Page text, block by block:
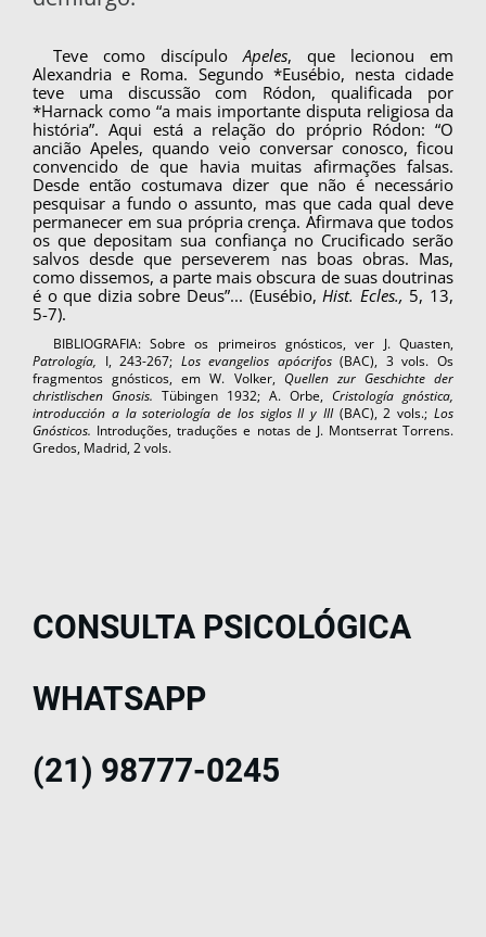
Teve como discípulo Apeles, que lecionou em
Alexandria e Roma. Segundo *Eusébio, nesta ci­dade
teve uma discussão com Ródon, qualificada por
*Harnack como “a mais importante disputa religiosa da
história”. Aqui está a relação do pró­prio Ródon: “O
ancião Apeles, quando veio con­versar conosco, ficou
convencido de que havia muitas afirmações falsas.
Desde então costuma­va dizer que não é necessário
pesquisar a fundo o assunto, mas que cada qual deve
permanecer em sua própria crença. Afirmava que todos
os que depositam sua confiança no Crucificado serão
salvos desde que perseverem nas boas obras. Mas,
como dissemos, a parte mais obscura de suas dou­trinas
é o que dizia sobre Deus”... (Eusébio, Hist. Ecles., 5, 13,
5-7).
BIBLIOGRAFIA: Sobre os primeiros gnósticos, ver J. Quasten,
Patrología, I, 243-267; Los evangelios apócrifos(BAC), 3 vols. Os
fragmentos gnósticos, em W. Volker, Quellen zur Geschichte der
christlischen Gnosis. Tübingen 1932; A. Orbe, Cristología gnóstica,
introducción a la soteriología de los siglos II y III (BAC), 2 vols.;Los
Gnósticos. Introduções, traduções e notas de J. Montserrat Torrens.
Gredos, Madrid, 2 vols.
CONSULTA PSICOLÓGICA
WHATSAPP
(21) 98777-0245